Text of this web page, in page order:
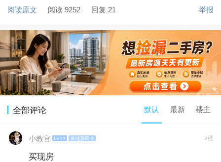
阅读原文 阅读 9252 回复 21 举报
全部评论 默认 最新 楼主
小教官 LV13 柬埔寨司令 2楼
买现房